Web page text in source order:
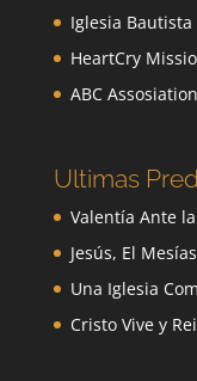
Iglesia
HeartCry
ABC
Ultimas
Valentía Ante
Jesús, El
Una Iglesia
Cristo Vive y